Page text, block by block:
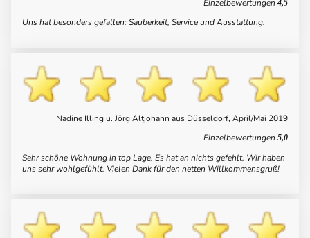
Einzelbewertungen 4,5
Uns hat besonders gefallen:Sauberkeit, ServiceundAusstattung.
Nadine Illing u. Jörg Altjohann aus Düsseldorf, April/Mai 2019
Einzelbewertungen 5,0
Sehr schöne Wohnung in top Lage. Es hat an nichts gefehlt. Wir haben
uns sehr wohlgefühlt. Vielen Dank für den netten Willkommensgruß!